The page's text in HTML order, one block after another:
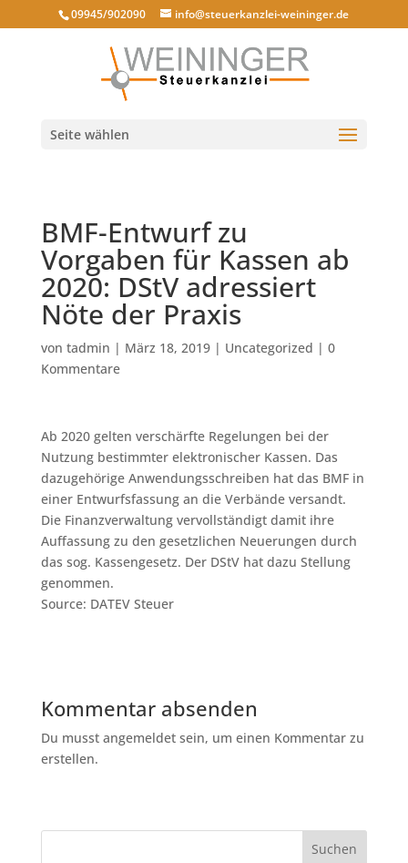
09945/902090 info@steuerkanzlei-weininger.de
Seite wählen
BMF-Entwurf zu
Vorgaben für Kassen ab
2020: DStV adressiert
Nöte der Praxis
von tadmin | März 18, 2019| Uncategorized | 0
Kommentare
Ab 2020 gelten verschärfte Regelungen bei der
Nutzung bestimmter elektronischer Kassen. Das
dazugehörige Anwendungsschreiben hat das BMF in
einer Entwurfsfassung an die Verbände versandt.
Die Finanzverwaltung vervollständigt damit ihre
Auffassung zu den gesetzlichen Neuerungen durch
das sog. Kassengesetz. Der DStV hat dazu Stellung
genommen.
Source: DATEV Steuer
Kommentar absenden
Du musst angemeldet sein, um einen Kommentar zu
erstellen.